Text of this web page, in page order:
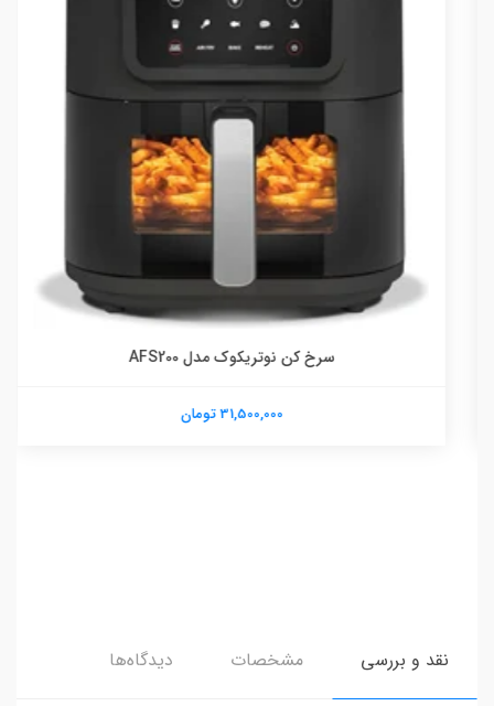
سرخ کن نوتریکوک مدل AFS200
31,500,000 تومان
نقد و بررسی مشخصات دیدگاه‌ها